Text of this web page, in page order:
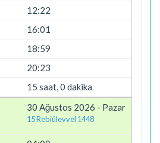
12:22
16:01
18:59
20:23
15 saat, 0 dakika
30 Ağustos 2026 - Pazar
15 Rebiülevvel 1448